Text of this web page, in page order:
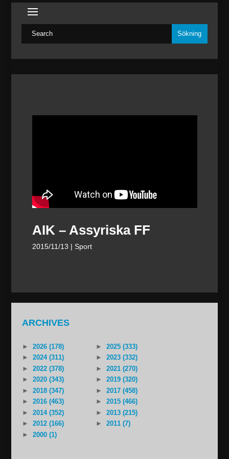
AIK – Assyriska FF
2015/11/13 | Sport
ARCHIVES
► 2026 (178) ►
2025 (333)
►
2024 (311) ►
2023 (332)
►
2022 (378) ►
2021 (270)
►
2020 (343) ►
2019 (320)
►
2018 (347) ►
2017 (458)
►
2016 (463) ►
2015 (466)
►
2014 (352) ►
2013 (215)
►
2012 (166) ►
2011 (7)
►
2000 (1)